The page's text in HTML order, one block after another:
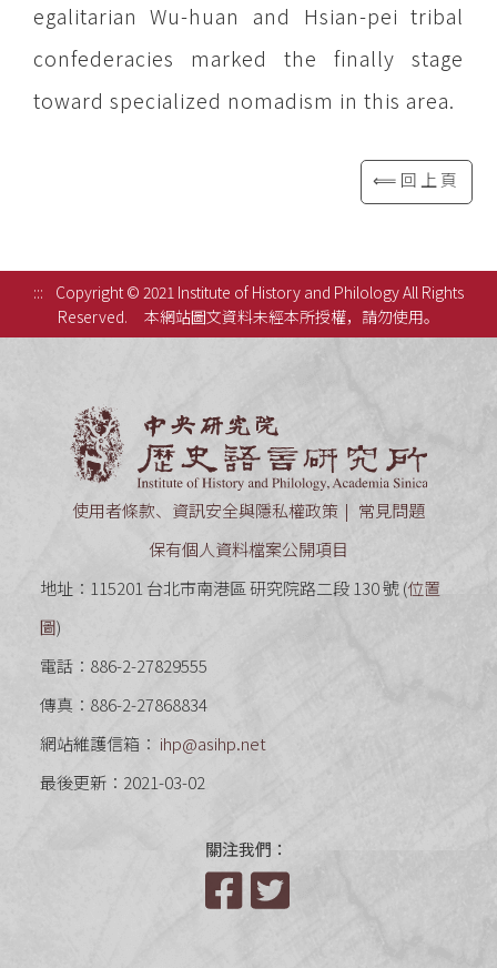
egalitarian Wu-huan and Hsian-pei tribal
confederacies marked the finally stage
toward specialized nomadism in this area.
⟸回上頁
:::
Copyright © 2021 Institute of History and Philology All Rights
Reserved.
本網站圖文資料未經本所授權，請勿使用。
使用者條款、資訊安全與隱私權政策
常見問題
保有個人資料檔案公開項目
地址：115201 台北市南港區 研究院路二段 130 號 (位置
圖)
電話：886-2-27829555
傳真：886-2-27868834
網站維護信箱： ihp@asihp.net
最後更新：2021-03-02
關注我們：
Facebook